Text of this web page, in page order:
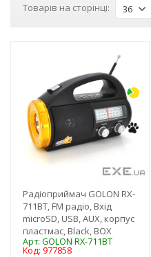
Товарів на сторінці: 36
Радіоприймач GOLON RX-
711BT, FM радіо, Вхід
microSD, USB, AUX, корпус
пластмас, Black, BOX
Арт: GOLON RX-711BT
Код: 977858